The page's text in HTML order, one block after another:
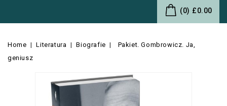
(0) £0.00
Home Literatura Biografie
Pakiet. Gombrowicz. Ja,
geniusz